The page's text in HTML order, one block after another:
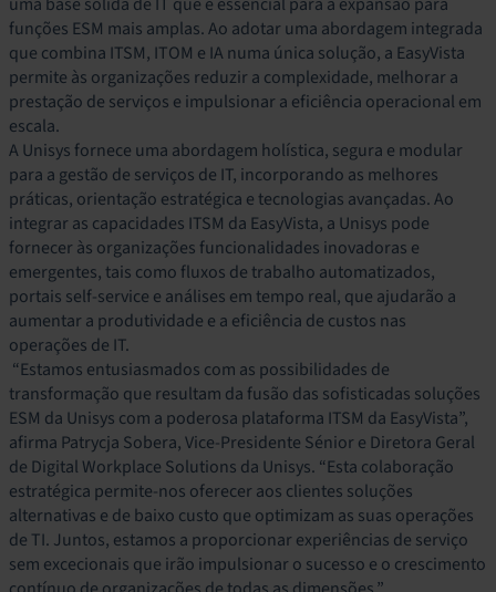
funções ESM mais amplas. Ao adotar uma abordagem integrada
que combina ITSM, ITOM e IA numa única solução, a EasyVista
permite às organizações reduzir a complexidade, melhorar a
prestação de serviços e impulsionar a eficiência operacional em
escala.
A Unisys fornece uma abordagem holística, segura e modular
para a gestão de serviços de IT, incorporando as melhores
práticas, orientação estratégica e tecnologias avançadas. Ao
integrar as capacidades ITSM da EasyVista, a Unisys pode
fornecer às organizações funcionalidades inovadoras e
emergentes, tais como fluxos de trabalho automatizados,
portais self-service e análises em tempo real, que ajudarão a
aumentar a produtividade e a eficiência de custos nas
operações de IT.
“Estamos entusiasmados com as possibilidades de
transformação que resultam da fusão das sofisticadas soluções
ESM da Unisys com a poderosa plataforma ITSM da EasyVista”,
afirma Patrycja Sobera, Vice-Presidente Sénior e Diretora Geral
de Digital Workplace Solutions da Unisys. “Esta colaboração
estratégica permite-nos oferecer aos clientes soluções
alternativas e de baixo custo que optimizam as suas operações
de TI. Juntos, estamos a proporcionar experiências de serviço
sem excecionais que irão impulsionar o sucesso e o crescimento